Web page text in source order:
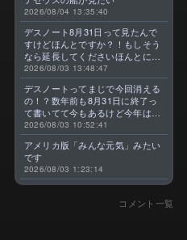
2026/08/04 13:35:40
デスノート8月31日って見たんで
すけどほんとですか？！もしそう
なら延長してくださいほんとに大
好きなんです😭
2026/08/03 13:48:47
デスノートってまじで今回消える
の！？数年前も8月31日に終了っ
て書いてて今もあるけど今年はま
じのやつ！？よくわからん！！で
きればなくならないでほしい！平
成アニメを振り返らせてくれっ
っ！！！！！！！
2026/08/03 10:52:41
アメリカ版「みんな元気」みたい
です
2026/08/03 1:23:14
コメント一覧